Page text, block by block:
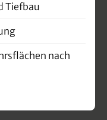
Tiefbau
nach